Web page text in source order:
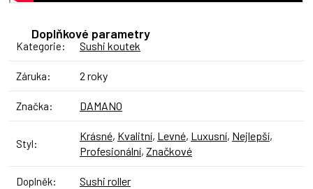
Doplňkové parametry
Kategorie: Sushi koutek
Záruka: 2 roky
Značka: DAMANO
Styl:
Krásné, Kvalitní, Levné, Luxusní, Nejlepší,
Profesionální, Značkové
Doplněk: Sushi roller